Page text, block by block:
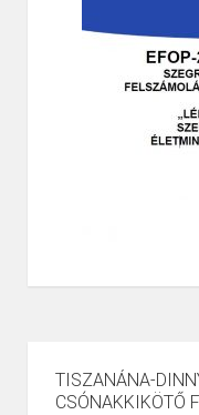
TISZANÁNA-
CSÓNAKKIKÖTŐ